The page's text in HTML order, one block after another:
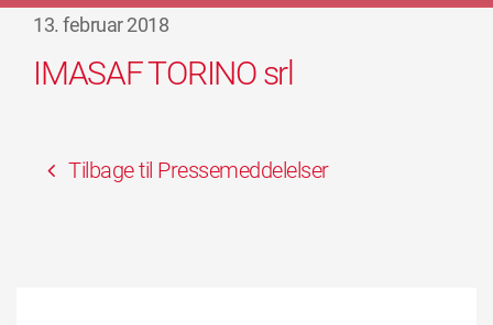
13. februar 2018
IMASAF TORINO srl
Tilbage til Pressemeddelelser